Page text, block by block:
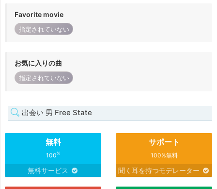
Favorite movie
指定されていない
お気に入りの曲
指定されていない
出会い 男 Free State
無料
100%
無料サービス
サポート
100%無料
聞く耳を持つモデレーター